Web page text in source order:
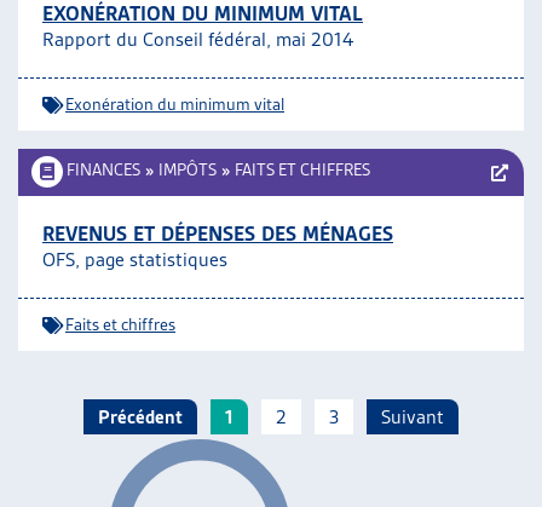
EXONÉRATION DU MINIMUM VITAL
Rapport du Conseil fédéral, mai 2014
Exonération du minimum vital
FINANCES » IMPÔTS » FAITS ET CHIFFRES
REVENUS ET DÉPENSES DES MÉNAGES
OFS, page statistiques
Faits et chiffres
Précédent 1 2 3 Suivant